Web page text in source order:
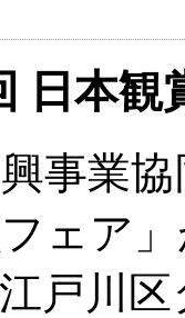
日本
事業
ェア
戸川